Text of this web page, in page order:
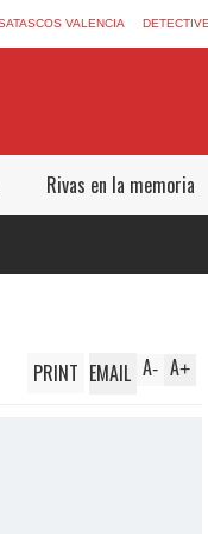
VALENCIA
Rivas en la memoria
A+
A-
PRINT EMAIL